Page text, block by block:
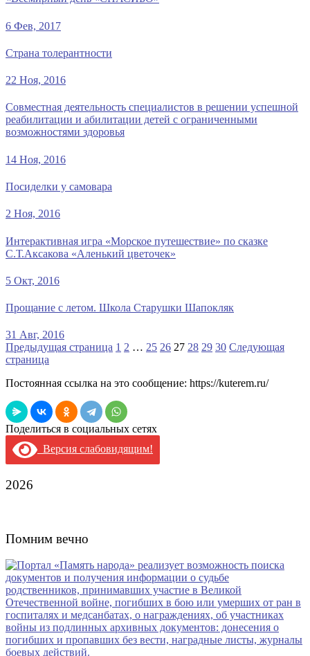
6 Фев, 2017
Страна толерантности
22 Ноя, 2016
Совместная деятельность специалистов в решении успешной
реабилитации и абилитации детей с ограниченными
возможностями здоровья
14 Ноя, 2016
Посиделки у самовара
2 Ноя, 2016
Интерактивная игра «Морское путешествие» по сказке
С.Т.Аксакова «Аленький цветочек»
5 Окт, 2016
Прощание с летом. Школа Старушки Шапокляк
31 Авг, 2016
Posts
Navigation
Предыдущая страница 1 2 … 25 26 27 28 29 30 Следующая
страница
Постоянная ссылка на это сообщение: https://kuterem.ru/
Поделиться в социальных сетях
Версия слабовидящим!
2026
Помним вечно